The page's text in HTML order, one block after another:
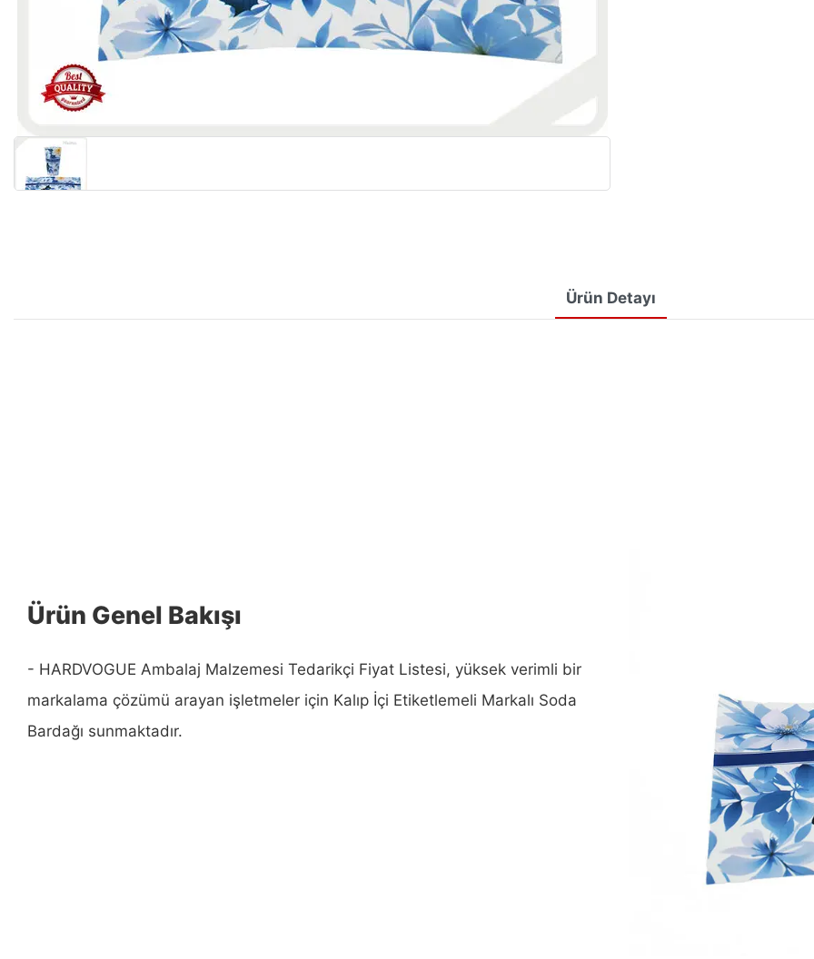
Ürün Detayı
Ürün Genel Bakışı
- HARDVOGUE Ambalaj Malzemesi Tedarikçi Fiyat Listesi, yüksek verimli bir
markalama çözümü arayan işletmeler için Kalıp İçi Etiketlemeli Markalı Soda
Bardağı sunmaktadır.